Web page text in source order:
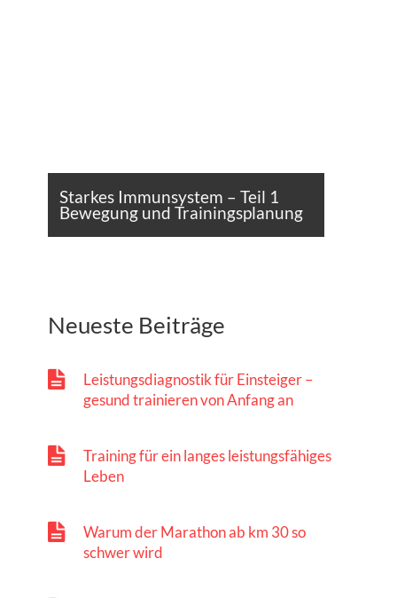
Starkes Immunsystem – Teil 1
Bewegung und Trainingsplanung
Neueste Beiträge
Leistungsdiagnostik für Einsteiger –
gesund trainieren von Anfang an
Training für ein langes leistungsfähiges
Leben
Warum der Marathon ab km 30 so
schwer wird